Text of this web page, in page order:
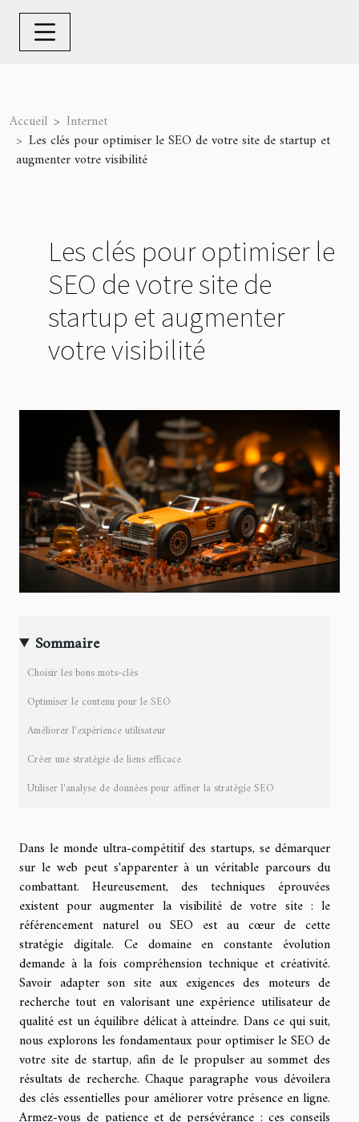
Accueil
Internet
Les clés pour optimiser le SEO de votre site de startup et
augmenter votre visibilité
Les clés pour optimiser le
SEO de votre site de
startup et augmenter
votre visibilité
Sommaire
Choisir les bons mots-clés
Optimiser le contenu pour le SEO
Améliorer l'expérience utilisateur
Créer une stratégie de liens efficace
Utiliser l'analyse de données pour affiner la stratégie SEO
Dans le monde ultra-compétitif des startups, se démarquer
sur le web peut s'apparenter à un véritable parcours du
combattant. Heureusement, des techniques éprouvées
existent pour augmenter la visibilité de votre site : le
référencement naturel ou SEO est au cœur de cette
stratégie digitale. Ce domaine en constante évolution
demande à la fois compréhension technique et créativité.
Savoir adapter son site aux exigences des moteurs de
recherche tout en valorisant une expérience utilisateur de
qualité est un équilibre délicat à atteindre. Dans ce qui suit,
nous explorons les fondamentaux pour optimiser le SEO de
votre site de startup, afin de le propulser au sommet des
résultats de recherche. Chaque paragraphe vous dévoilera
des clés essentielles pour améliorer votre présence en ligne.